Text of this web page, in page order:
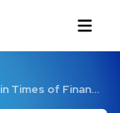
Times of Finan…